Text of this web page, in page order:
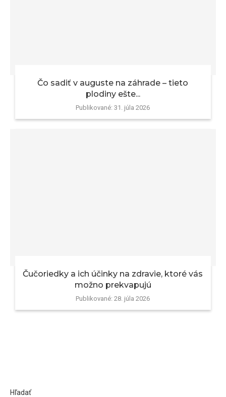
Čo sadiť v auguste na záhrade – tieto
plodiny ešte...
Publikované: 31. júla 2026
Čučoriedky a ich účinky na zdravie, ktoré vás
možno prekvapujú
Publikované: 28. júla 2026
Hľadať